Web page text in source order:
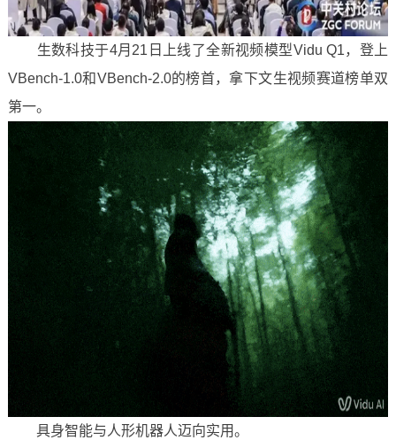
生数科技于4月21日上线了全新视频模型Vidu Q1，登上
VBench-1.0和VBench-2.0的榜首，拿下文生视频赛道榜单双
第一。
具身智能与人形机器人迈向实用。